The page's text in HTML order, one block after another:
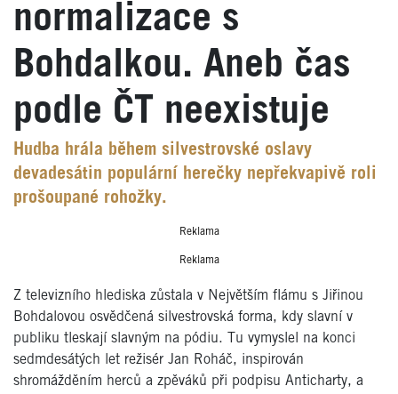
normalizace s
Bohdalkou. Aneb čas
podle ČT neexistuje
Hudba hrála během silvestrovské oslavy
devadesátin populární herečky nepřekvapivě roli
prošoupané rohožky.
Reklama
Reklama
Z televizního hlediska zůstala v Největším flámu s Jiřinou
Bohdalovou osvědčená silvestrovská forma, kdy slavní v
publiku tleskají slavným na pódiu. Tu vymyslel na konci
sedmdesátých let režisér Jan Roháč, inspirován
shromážděním herců a zpěváků při podpisu Anticharty, a